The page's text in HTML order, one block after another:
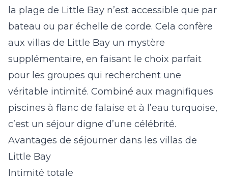
la plage de Little Bay n’est accessible que par
bateau ou par échelle de corde. Cela confère
aux villas de Little Bay un mystère
supplémentaire, en faisant le choix parfait
pour les groupes qui recherchent une
véritable intimité. Combiné aux magnifiques
piscines à flanc de falaise et à l’eau turquoise,
c’est un séjour digne d’une célébrité.
Avantages de séjourner dans les villas de
Little Bay
Intimité totale